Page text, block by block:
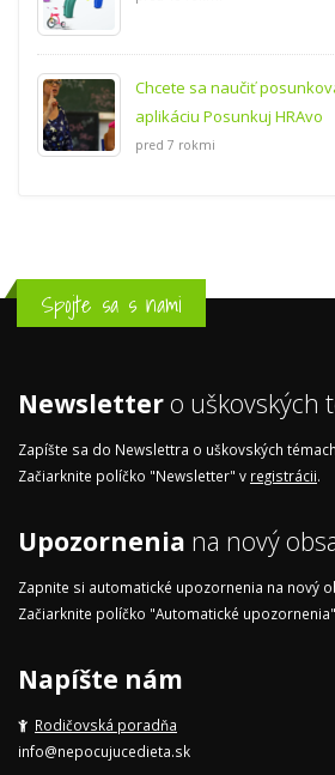
Chcete sa naučiť
aplikáciu Posunkuj HRAvo
pred 7 rokmi
Spojte sa s nami
Newsletter o uškovských
Zapíšte sa do Newslettra o uškovských
Začiarknite políčko "Newsletter" v registrácii.
Upozornenia na nový
Zapnite si automatické upozornenia na nový
Začiarknite políčko "Automatické
Napíšte nám
Rodičovská poradňa
info@nepocujucedieta.sk